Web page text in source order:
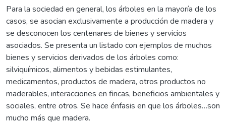
Para la sociedad en general, los árboles en la mayoría de los
casos, se asocian exclusivamente a producción de madera y
se desconocen los centenares de bienes y servicios
asociados. Se presenta un listado con ejemplos de muchos
bienes y servicios derivados de los árboles como:
silviquímicos, alimentos y bebidas estimulantes,
medicamentos, productos de madera, otros productos no
maderables, interacciones en fincas, beneficios ambientales y
sociales, entre otros. Se hace énfasis en que los árboles…son
mucho más que madera.